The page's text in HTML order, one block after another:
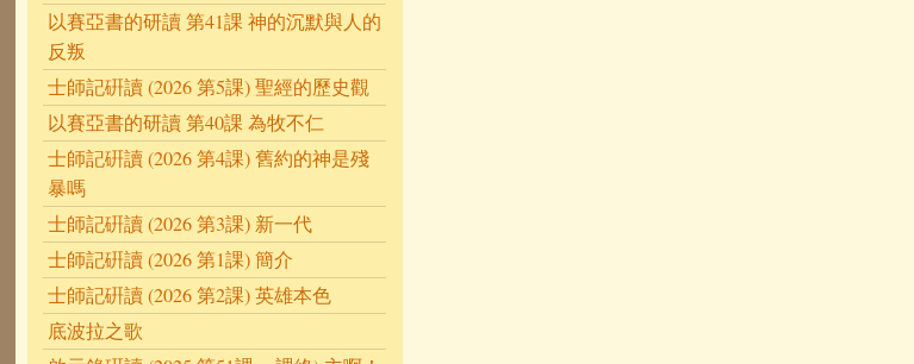
以賽亞書的研讀 第41課 神的沉默與人的
反叛
士師記硏讀 (2026 第5課) 聖經的歷史觀
以賽亞書的研讀 第40課 為牧不仁
士師記硏讀 (2026 第4課) 舊約的神是殘
暴嗎
士師記硏讀 (2026 第3課) 新一代
士師記硏讀 (2026 第1課) 簡介
士師記硏讀 (2026 第2課) 英雄本色
底波拉之歌